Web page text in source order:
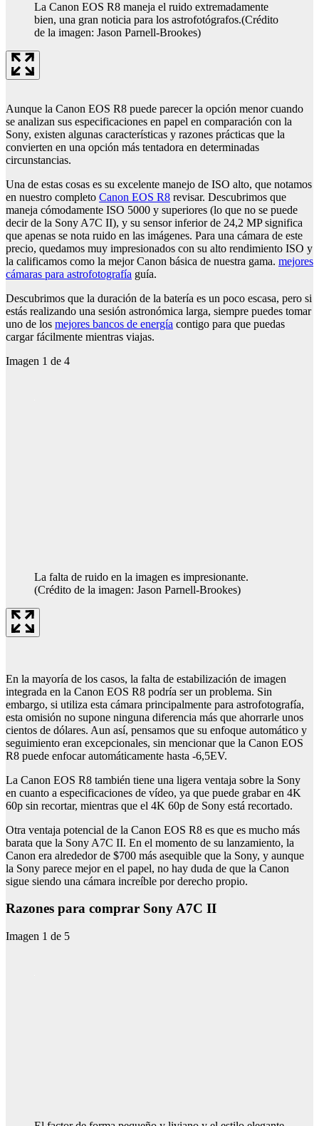
La Canon EOS R8 maneja el ruido extremadamente
bien, una gran noticia para los astrofotógrafos.(Crédito
de la imagen: Jason Parnell-Brookes)
Aunque la Canon EOS R8 puede parecer la opción menor cuando
se analizan sus especificaciones en papel en comparación con la
Sony, existen algunas características y razones prácticas que la
convierten en una opción más tentadora en determinadas
circunstancias.
Una de estas cosas es su excelente manejo de ISO alto, que notamos
en nuestro completo Canon EOS R8 revisar. Descubrimos que
maneja cómodamente ISO 5000 y superiores (lo que no se puede
decir de la Sony A7C II), y su sensor inferior de 24,2 MP significa
que apenas se nota ruido en las imágenes. Para una cámara de este
precio, quedamos muy impresionados con su alto rendimiento ISO y
la calificamos como la mejor Canon básica de nuestra gama. mejores
cámaras para astrofotografía guía.
Descubrimos que la duración de la batería es un poco escasa, pero si
estás realizando una sesión astronómica larga, siempre puedes tomar
uno de los mejores bancos de energía contigo para que puedas
cargar fácilmente mientras viajas.
Imagen 1 de 4
La falta de ruido en la imagen es impresionante.
(Crédito de la imagen: Jason Parnell-Brookes)
En la mayoría de los casos, la falta de estabilización de imagen
integrada en la Canon EOS R8 podría ser un problema. Sin
embargo, si utiliza esta cámara principalmente para astrofotografía,
esta omisión no supone ninguna diferencia más que ahorrarle unos
cientos de dólares. Aun así, pensamos que su enfoque automático y
seguimiento eran excepcionales, sin mencionar que la Canon EOS
R8 puede enfocar automáticamente hasta -6,5EV.
La Canon EOS R8 también tiene una ligera ventaja sobre la Sony
en cuanto a especificaciones de vídeo, ya que puede grabar en 4K
60p sin recortar, mientras que el 4K 60p de Sony está recortado.
Otra ventaja potencial de la Canon EOS R8 es que es mucho más
barata que la Sony A7C II. En el momento de su lanzamiento, la
Canon era alrededor de $700 más asequible que la Sony, y aunque
la Sony parece mejor en el papel, no hay duda de que la Canon
sigue siendo una cámara increíble por derecho propio.
Razones para comprar Sony A7C II
Imagen 1 de 5